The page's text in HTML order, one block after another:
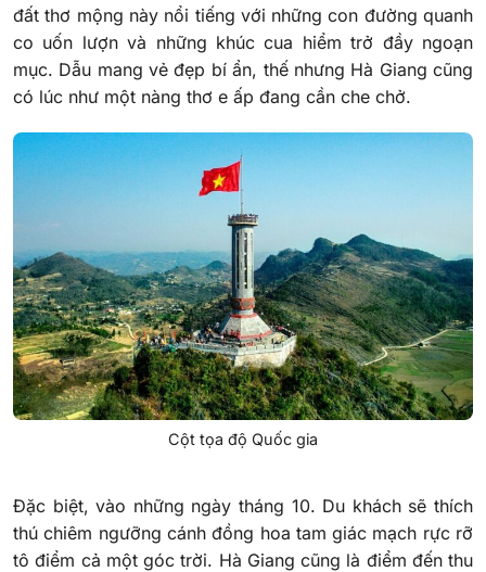
đất thơ mộng này nổi tiếng với những con đường quanh
co uốn lượn và những khúc cua hiểm trở đầy ngoạn
mục. Dẫu mang vẻ đẹp bí ẩn, thế nhưng Hà Giang cũng
có lúc như một nàng thơ e ấp đang cần che chở.
Cột tọa độ Quốc gia
Đặc biệt, vào những ngày tháng 10. Du khách sẽ thích
thú chiêm ngưỡng cánh đồng hoa tam giác mạch rực rỡ
tô điểm cả một góc trời. Hà Giang cũng là điểm đến thu